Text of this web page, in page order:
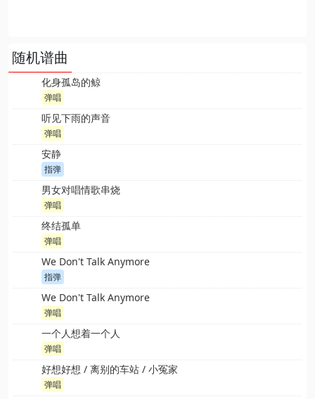
随机谱曲
化身孤岛的鲸
弹唱
听见下雨的声音
弹唱
安静
指弹
男女对唱情歌串烧
弹唱
终结孤单
弹唱
We Don't Talk Anymore
指弹
We Don't Talk Anymore
弹唱
一个人想着一个人
弹唱
好想好想 / 离别的车站 / 小冤家
弹唱